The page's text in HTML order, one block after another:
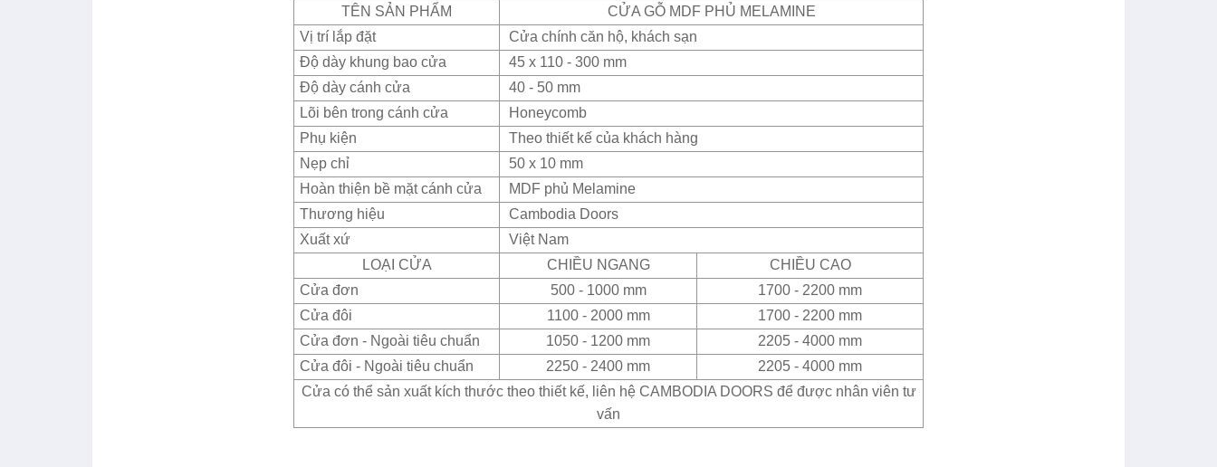
TÊN SẢN PHẨM
CỬA GỖ MDF PHỦ MELAMINE
Vị trí lắp đặt
Cửa chính căn hộ, khách sạn
Độ dày khung bao cửa
45 x 110 - 300 mm
Độ dày cánh cửa
40 - 50 mm
Lõi bên trong cánh cửa
Honeycomb
Phụ kiện
Theo thiết kế của khách hàng
Nẹp chỉ
50 x 10 mm
Hoàn thiện bề mặt cánh cửa
MDF phủ Melamine
Thương hiệu
Cambodia Doors
Xuất xứ
Việt Nam
LOẠI CỬA
CHIỀU NGANG
CHIỀU CAO
Cửa đơn
500 - 1000 mm
1700 - 2200 mm
Cửa đôi
1100 - 2000 mm
1700 - 2200 mm
Cửa đơn - Ngoài tiêu chuẩn
1050 - 1200 mm
2205 - 4000 mm
Cửa đôi - Ngoài tiêu chuẩn
2250 - 2400 mm
2205 - 4000 mm
Cửa có thể sản xuất kích thước theo thiết kế, liên hệ CAMBODIA DOORS để được nhân viên tư
vấn